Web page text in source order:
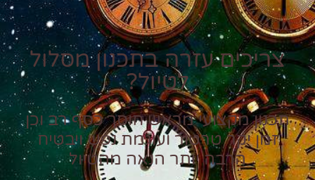
צריכים עזרה בתכנון מסלול
לטיול?
תכנון מקצועי מראש חוסך כסף רב וכן
זמן יקר טרטור ועוגמת נפש ויבטיח
הרבה יותר הנאה מהטיול